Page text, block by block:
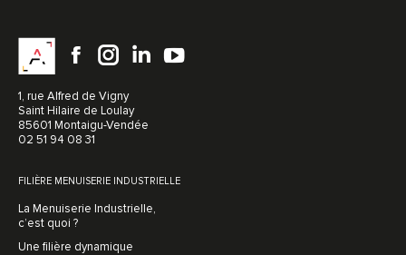
1, rue Alfred de Vigny
Saint Hilaire de Loulay
85601 Montaigu-Vendée
02 51 94 08 31
FILIÈRE MENUISERIE INDUSTRIELLE
La Menuiserie Industrielle,
c’est quoi ?
Une filière dynamique